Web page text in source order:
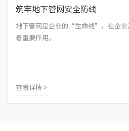
筑牢地下管网安全防线
地下管网是企业的“生命线”，在企业
着重要作用。
查看详情 >